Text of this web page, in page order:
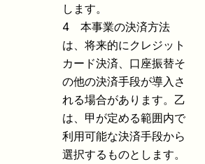
します。
4 本事業の決済方法
は、将来的にクレジット
カード決済、口座振替そ
の他の決済手段が導入さ
れる場合があります。乙
は、甲が定める範囲内で
利用可能な決済手段から
選択するものとします。